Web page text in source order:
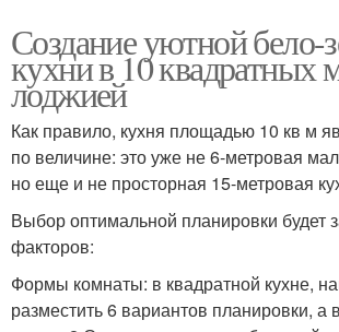
Создание уютной бело-
кухни в 10 квадратных
лоджией
Как правило, кухня площадью 10 кв м
по величине: это уже не 6-метровая
но еще и не просторная 15-метровая
Выбор оптимальной планировки будет
факторов:
Формы комнаты: в квадратной кухне,
разместить 6 вариантов планировки, а